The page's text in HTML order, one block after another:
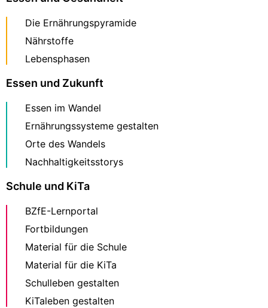
Die Ernährungspyramide
Nährstoffe
Lebensphasen
Essen und Zukunft
Essen im Wandel
Ernährungssysteme gestalten
Orte des Wandels
Nachhaltigkeitsstorys
Schule und KiTa
BZfE-Lernportal
Fortbildungen
Material für die Schule
Material für die KiTa
Schulleben gestalten
KiTaleben gestalten